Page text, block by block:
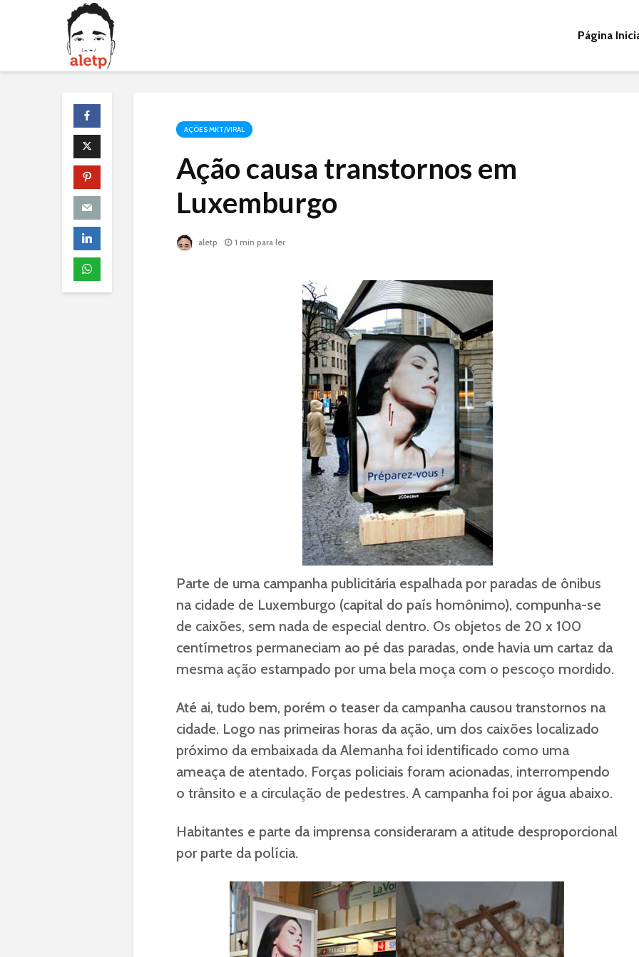
Página
AÇÕES MKT/VIRAL
Ação causa transtornos em
Luxemburgo
aletp 1 min para ler
Parte de uma campanha publicitária espalhada por paradas de ônibus
na cidade de Luxemburgo (capital do país homônimo), compunha-se
de caixões, sem nada de especial dentro. Os objetos de 20 x 100
centímetros permaneciam ao pé das paradas, onde havia um cartaz da
mesma ação estampado por uma bela moça com o pescoço mordido.
Até ai, tudo bem, porém o teaser da campanha causou transtornos na
cidade. Logo nas primeiras horas da ação, um dos caixões localizado
próximo da embaixada da Alemanha foi identificado como uma
ameaça de atentado. Forças policiais foram acionadas, interrompendo
o trânsito e a circulação de pedestres. A campanha foi por água abaixo.
Habitantes e parte da imprensa consideraram a atitude desproporcional
por parte da polícia.